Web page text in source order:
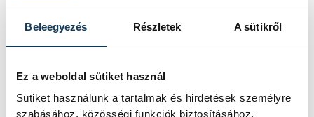
Beleegyezés Részletek A sütikről
Ez a weboldal sütiket használ
Sütiket használunk a tartalmak és hirdetések személyre
szabásához, közösségi funkciók biztosításához,
vehir.hu